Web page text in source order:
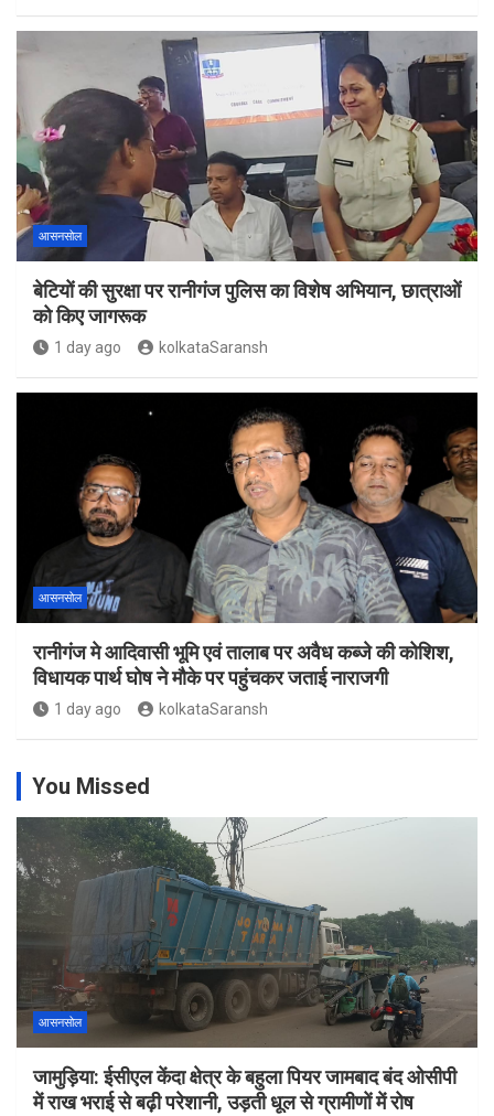
आसनसोल
बेटियों की सुरक्षा पर रानीगंज पुलिस का विशेष अभियान, छात्राओं
को किए जागरूक
1 day ago kolkataSaransh
आसनसोल
रानीगंज मे आदिवासी भूमि एवं तालाब पर अवैध कब्जे की कोशिश,
विधायक पार्थ घोष ने मौके पर पहुंचकर जताई नाराजगी
1 day ago kolkataSaransh
You Missed
आसनसोल
जामुड़िया: ईसीएल केंदा क्षेत्र के बहुला पियर जामबाद बंद ओसीपी
में राख भराई से बढ़ी परेशानी, उड़ती धूल से ग्रामीणों में रोष